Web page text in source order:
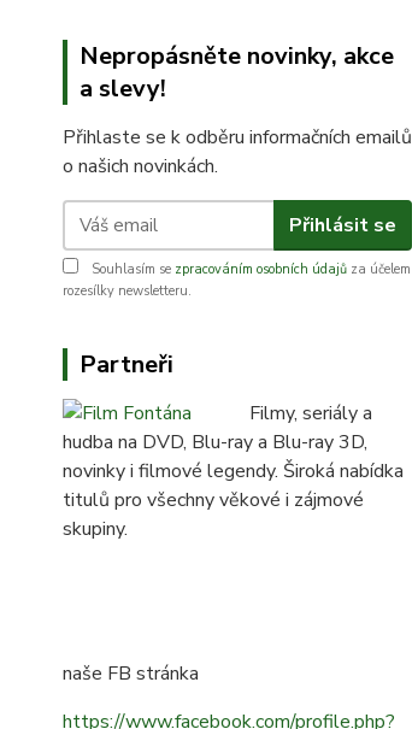
Nepropásněte novinky, akce
a slevy!
Přihlaste se k odběru informačních emailů
o našich novinkách.
Přihlásit se
Souhlasím se zpracováním osobních údajů za účelem
rozesílky newsletteru.
Partneři
Filmy, seriály a
hudba na DVD, Blu-ray a Blu-ray 3D,
novinky i filmové legendy. Široká nabídka
titulů pro všechny věkové i zájmové
skupiny.
naše FB stránka
https://www.facebook.com/profile.php?